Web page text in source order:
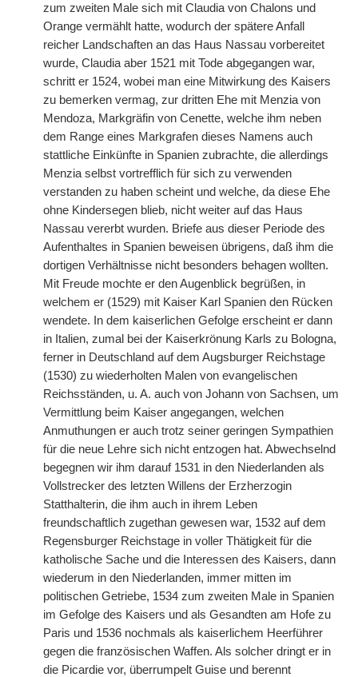
zum zweiten Male sich mit Claudia von Chalons und
Orange vermählt hatte, wodurch der spätere Anfall
reicher Landschaften an das Haus Nassau vorbereitet
wurde, Claudia aber 1521 mit Tode abgegangen war,
schritt er 1524, wobei man eine Mitwirkung des Kaisers
zu bemerken vermag, zur dritten Ehe mit Menzia von
Mendoza, Markgräfin von Cenette, welche ihm neben
dem Range eines Markgrafen dieses Namens auch
stattliche Einkünfte in Spanien zubrachte, die allerdings
Menzia selbst vortrefflich für sich zu verwenden
verstanden zu haben scheint und welche, da diese Ehe
ohne Kindersegen blieb, nicht weiter auf das Haus
Nassau vererbt wurden. Briefe aus dieser Periode des
Aufenthaltes in Spanien beweisen übrigens, daß ihm die
dortigen Verhältnisse nicht besonders behagen wollten.
Mit Freude mochte er den Augenblick begrüßen, in
welchem er (1529) mit Kaiser Karl Spanien den Rücken
wendete. In dem kaiserlichen Gefolge erscheint er dann
in Italien, zumal bei der Kaiserkrönung Karls zu Bologna,
ferner in Deutschland auf dem Augsburger Reichstage
(1530) zu wiederholten Malen von evangelischen
Reichsständen, u. A. auch von Johann von Sachsen, um
Vermittlung beim Kaiser angegangen, welchen
Anmuthungen er auch trotz seiner geringen Sympathien
für die neue Lehre sich nicht entzogen hat. Abwechselnd
begegnen wir ihm darauf 1531 in den Niederlanden als
Vollstrecker des letzten Willens der Erzherzogin
Statthalterin, die ihm auch in ihrem Leben
freundschaftlich zugethan gewesen war, 1532 auf dem
Regensburger Reichstage in voller Thätigkeit für die
katholische Sache und die Interessen des Kaisers, dann
wiederum in den Niederlanden, immer mitten im
politischen Getriebe, 1534 zum zweiten Male in Spanien
im Gefolge des Kaisers und als Gesandten am Hofe zu
Paris und 1536 nochmals als kaiserlichem Heerführer
gegen die französischen Waffen. Als solcher dringt er in
die Picardie vor, überrumpelt Guise und berennt